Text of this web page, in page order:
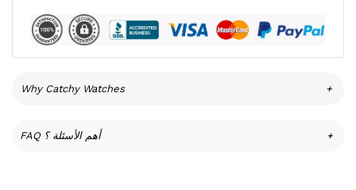
Why Catchy Watches +
FAQ أهم الأسئلة ؟ +